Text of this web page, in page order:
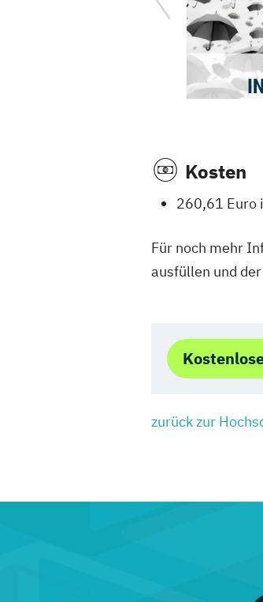
Kosten
260,61 Euro
Für noch mehr
ausfüllen und
zurück zur